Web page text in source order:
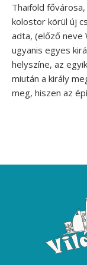
Thaiföld
kolostor körül új
adta, (előző neve
ugyanis egyes
helyszíne, az
miután a király
meg, hiszen az